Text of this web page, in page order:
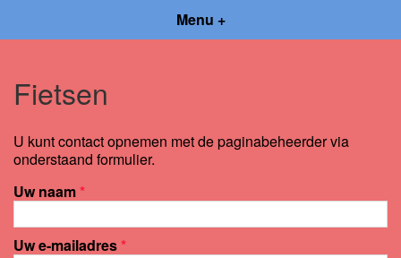
Menu +
Fietsen
U kunt contact opnemen met de paginabeheerder via
onderstaand formulier.
Uw naam*
Uw e-mailadres*